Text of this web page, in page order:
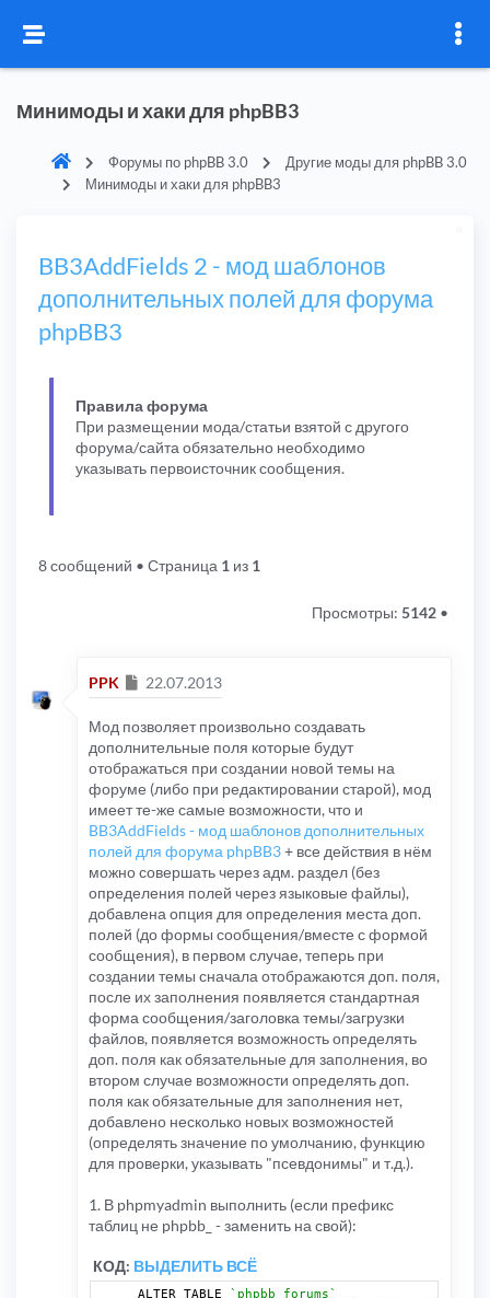
Минимоды и хаки для phpBB3
Форумы по phpBB 3.0
Другие моды для phpBB 3.0
Минимоды и хаки для phpBB3
BB3AddFields 2 - мод шаблонов
дополнительных полей для форума
phpBB3
Правила форума
При размещении мода/статьи взятой с другого
форума/сайта обязательно необходимо
указывать первоисточник сообщения.
8 сообщений • Страница 1 из 1
Просмотры: 5142 •
PPK Сообщение
22.07.2013
Мод позволяет произвольно создавать
дополнительные поля которые будут
отображаться при создании новой темы на
форуме (либо при редактировании старой), мод
имеет те-же самые возможности, что и
BB3AddFields - мод шаблонов дополнительных
полей для форума phpBB3+ все действия в нём
можно совершать через адм. раздел (без
определения полей через языковые файлы),
добавлена опция для определения места доп.
полей (до формы сообщения/вместе с формой
сообщения), в первом случае, теперь при
создании темы сначала отображаются доп. поля,
после их заполнения появляется стандартная
форма сообщения/заголовка темы/загрузки
файлов, появляется возможность определять
доп. поля как обязательные для заполнения, во
втором случае возможности определять доп.
поля как обязательные для заполнения нет,
добавлено несколько новых возможностей
(определять значение по умолчанию, функцию
для проверки, указывать "псевдонимы" и т.д.).
1. В phpmyadmin выполнить (если префикс
таблиц не phpbb_ - заменить на свой):
КОД: ВЫДЕЛИТЬ ВСЁ
ALTER TABLE `phpbb_forums`